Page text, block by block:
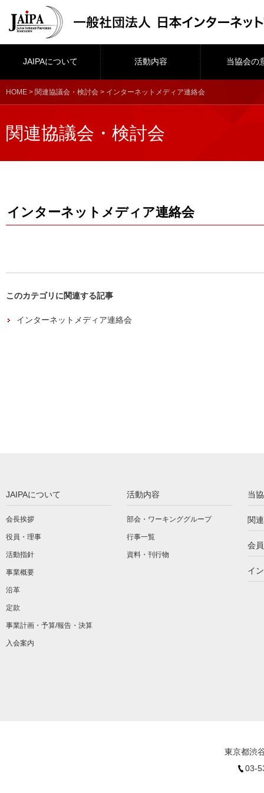
JAIPAについて 活動内容 当協会の
HOME > 関連協議会・検討会 > インターネットメディア連絡会
関連協議会・検討会
インターネットメディア連絡会
このカテゴリに関連する記事
インターネットメディア連絡会
JAIPAについて
会長挨拶
役員・理事
活動指針
事業概要
沿革
定款
事業計画・予算/報告・決算
入会案内
活動内容
部会・ワーキンググループ
行事一覧
資料・刊行物
当
関
会
イ
東京都渋
03-